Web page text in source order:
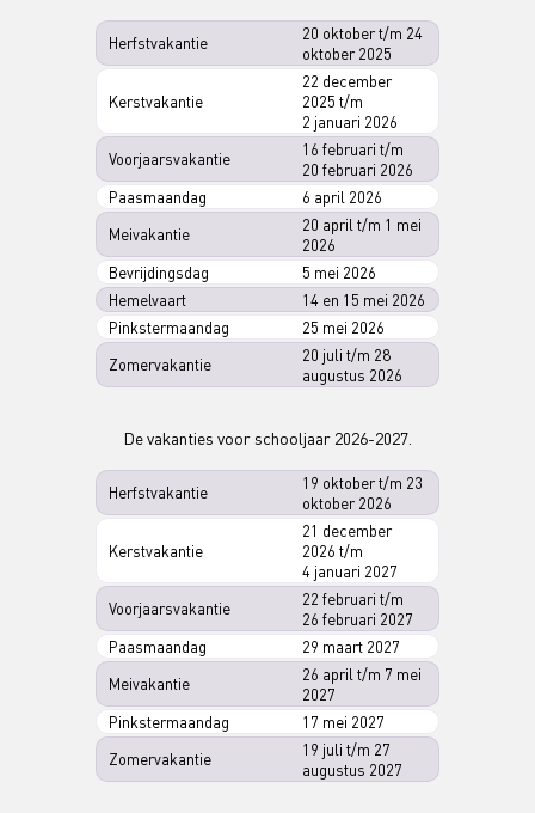
Herfstvakantie
20 oktober t/m 24
oktober 2025
Kerstvakantie
22 december
2025 t/m
2 januari 2026
Voorjaarsvakantie
16 februari t/m
20 februari 2026
Paasmaandag
6 april 2026
Meivakantie
20 april t/m 1 mei
2026
Bevrijdingsdag
5 mei 2026
Hemelvaart
14 en 15 mei 2026
Pinkstermaandag
25 mei 2026
Zomervakantie
20 juli t/m 28
augustus 2026
De vakanties voor schooljaar 2026-2027.
Herfstvakantie
19 oktober t/m 23
oktober 2026
Kerstvakantie
21 december
2026 t/m
4 januari 2027
Voorjaarsvakantie
22 februari t/m
26 februari 2027
Paasmaandag
29 maart 2027
Meivakantie
26 april t/m 7 mei
2027
Pinkstermaandag
17 mei 2027
Zomervakantie
19 juli t/m 27
augustus 2027